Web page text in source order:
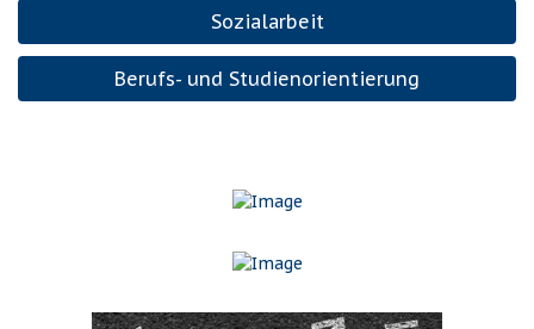
Sozialarbeit
Berufs- und Studienorientierung